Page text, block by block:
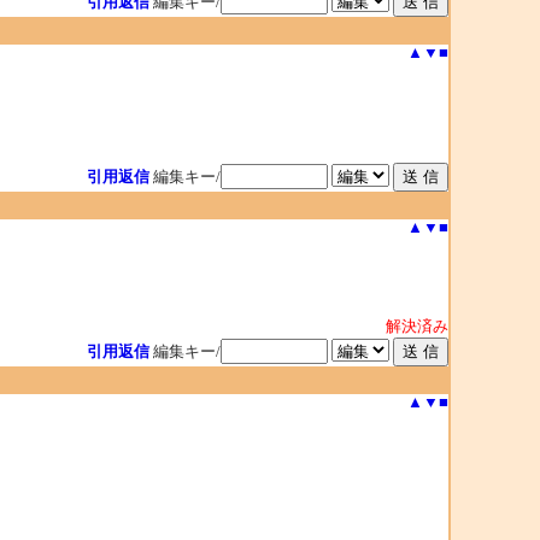
▲ ▼ ■
引用返信 編集キー/
▲ ▼ ■
解決済み
引用返信 編集キー/
▲ ▼ ■